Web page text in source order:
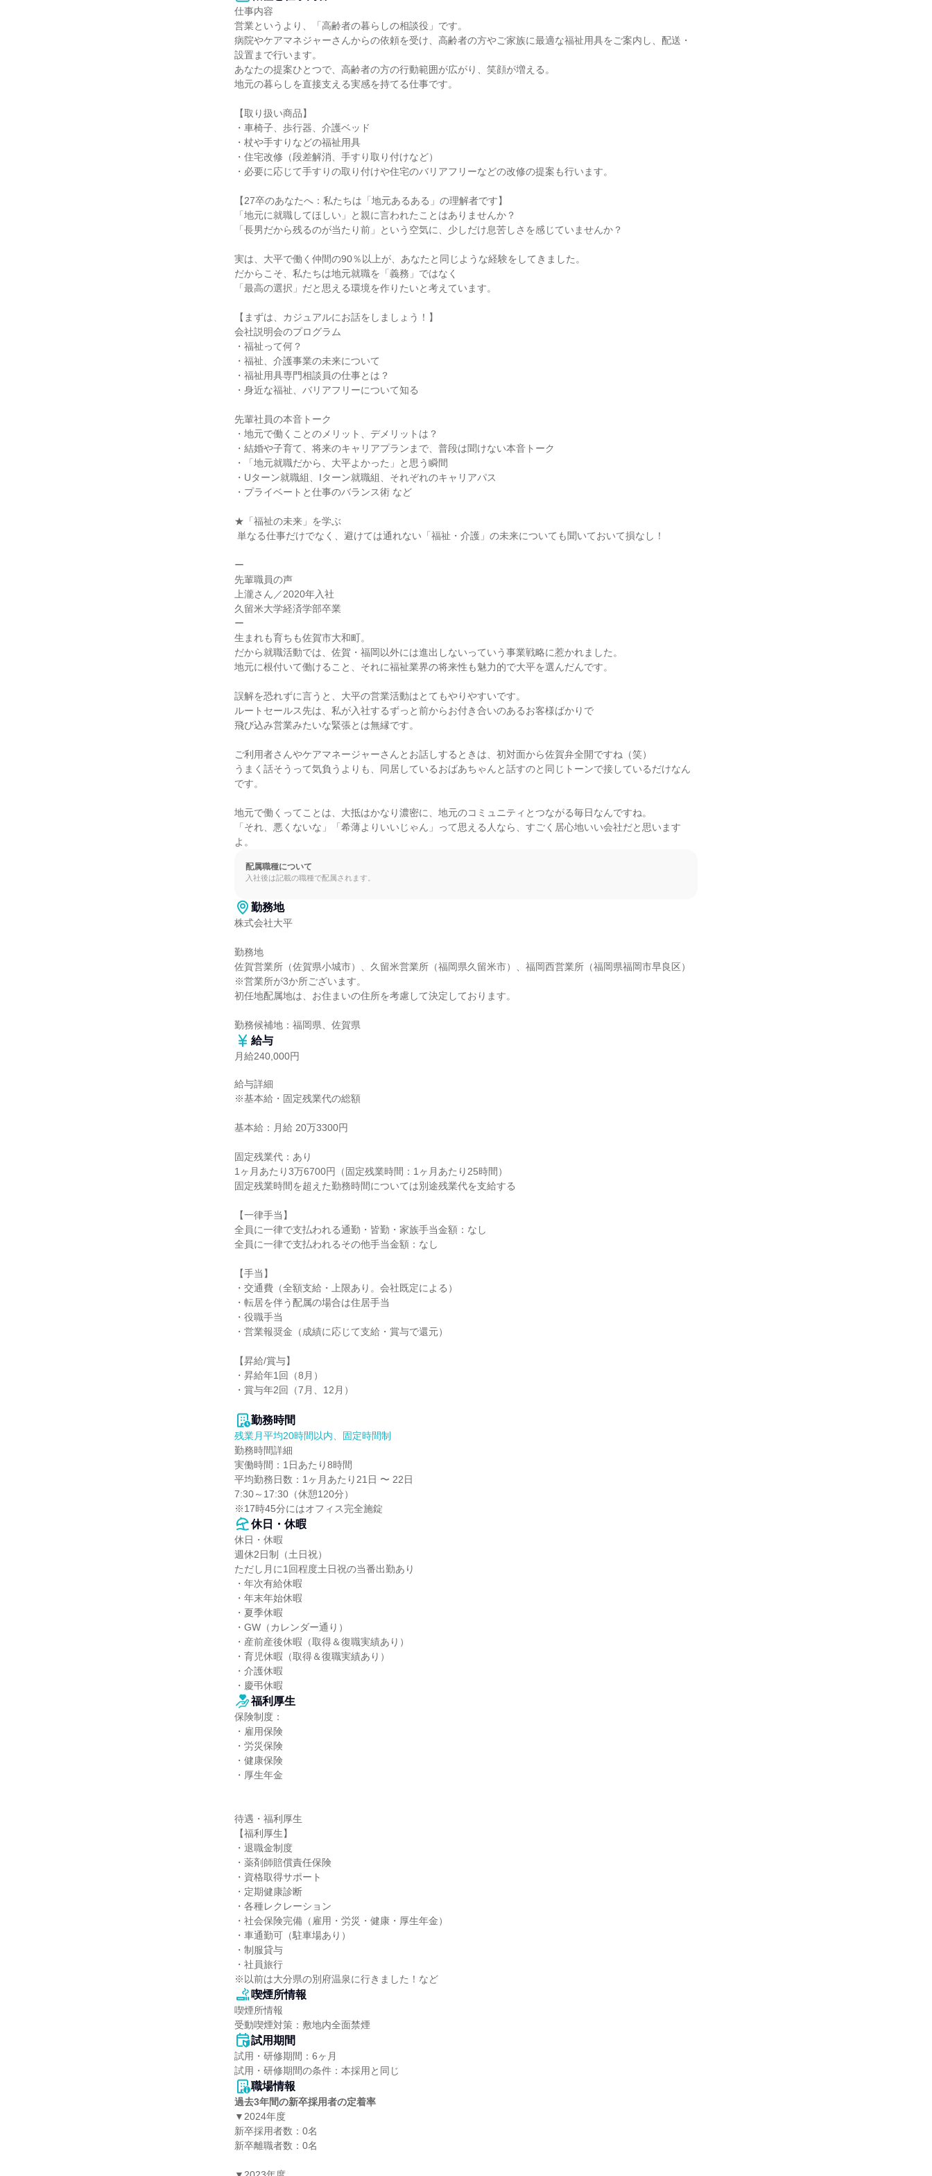
仕事内容
営業というより、「高齢者の暮らしの相談役」です。
病院やケアマネジャーさんからの依頼を受け、高齢者の方やご家族に最適な福祉用具をご案内し、配送・
設置まで行います。
あなたの提案ひとつで、高齢者の方の行動範囲が広がり、笑顔が増える。
地元の暮らしを直接支える実感を持てる仕事です。
【取り扱い商品】
・車椅子、歩行器、介護ベッド
・杖や手すりなどの福祉用具
・住宅改修（段差解消、手すり取り付けなど）
・必要に応じて手すりの取り付けや住宅のバリアフリーなどの改修の提案も行います。
【27卒のあなたへ：私たちは「地元あるある」の理解者です】
「地元に就職してほしい」と親に言われたことはありませんか？
「長男だから残るのが当たり前」という空気に、少しだけ息苦しさを感じていませんか？
実は、大平で働く仲間の90％以上が、あなたと同じような経験をしてきました。
だからこそ、私たちは地元就職を「義務」ではなく
「最高の選択」だと思える環境を作りたいと考えています。
【まずは、カジュアルにお話をしましょう！】
会社説明会のプログラム
・福祉って何？
・福祉、介護事業の未来について
・福祉用具専門相談員の仕事とは？
・身近な福祉、バリアフリーについて知る
先輩社員の本音トーク
・地元で働くことのメリット、デメリットは？
・結婚や子育て、将来のキャリアプランまで、普段は聞けない本音トーク
・「地元就職だから、大平よかった」と思う瞬間
・Uターン就職組、Iターン就職組、それぞれのキャリアパス
・プライベートと仕事のバランス術 など
★「福祉の未来」を学ぶ
ー
先輩職員の声
上瀧さん／2020年入社
久留米大学経済学部卒業
ー
生まれも育ちも佐賀市大和町。
だから就職活動では、佐賀・福岡以外には進出しないっていう事業戦略に惹かれました。
地元に根付いて働けること、それに福祉業界の将来性も魅力的で大平を選んだんです。
誤解を恐れずに言うと、大平の営業活動はとてもやりやすいです。
ルートセールス先は、私が入社するずっと前からお付き合いのあるお客様ばかりで
飛び込み営業みたいな緊張とは無縁です。
ご利用者さんやケアマネージャーさんとお話しするときは、初対面から佐賀弁全開ですね（笑）
うまく話そうって気負うよりも、同居しているおばあちゃんと話すのと同じトーンで接しているだけなん
です。
地元で働くってことは、大抵はかなり濃密に、地元のコミュニティとつながる毎日なんですね。
「それ、悪くないな」「希薄よりいいじゃん」って思える人なら、すごく居心地いい会社だと思います
よ。
配属職種について
入社後は記載の職種で配属されます。
勤務地
株式会社大平
勤務地
佐賀営業所（佐賀県小城市）、久留米営業所（福岡県久留米市）、福岡西営業所（福岡県福岡市早良区）
※営業所が3か所ございます。
初任地配属地は、お住まいの住所を考慮して決定しております。
勤務候補地：福岡県、佐賀県
給与
月給240,000円
給与詳細
※基本給・固定残業代の総額
基本給：月給 20万3300円
固定残業代：あり
1ヶ月あたり3万6700円（固定残業時間：1ヶ月あたり25時間）
固定残業時間を超えた勤務時間については別途残業代を支給する
【一律手当】
全員に一律で支払われる通勤・皆勤・家族手当金額：なし
全員に一律で支払われるその他手当金額：なし
【手当】
・交通費（全額支給・上限あり。会社既定による）
・転居を伴う配属の場合は住居手当
・役職手当
・営業報奨金（成績に応じて支給・賞与で還元）
【昇給/賞与】
・昇給年1回（8月）
・賞与年2回（7月、12月）
勤務時間
残業月平均20時間以内、固定時間制
勤務時間詳細
実働時間：1日あたり8時間
平均勤務日数：1ヶ月あたり21日 〜 22日
7:30～17:30（休憩120分）
※17時45分にはオフィス完全施錠
休日・休暇
休日・休暇
週休2日制（土日祝）
ただし月に1回程度土日祝の当番出勤あり
・年次有給休暇
・年末年始休暇
・夏季休暇
・GW（カレンダー通り）
・産前産後休暇（取得＆復職実績あり）
・育児休暇（取得＆復職実績あり）
・介護休暇
・慶弔休暇
福利厚生
保険制度：
・雇用保険
・労災保険
・健康保険
・厚生年金
待遇・福利厚生
【福利厚生】
・退職金制度
・薬剤師賠償責任保険
・資格取得サポート
・定期健康診断
・各種レクレーション
・社会保険完備（雇用・労災・健康・厚生年金）
・車通勤可（駐車場あり）
・制服貸与
・社員旅行
※以前は大分県の別府温泉に行きました！など
喫煙所情報
喫煙所情報
受動喫煙対策：敷地内全面禁煙
試用期間
試用・研修期間：6ヶ月
職場情報
過去3年間の新卒採用者の定着率
▼2024年度
新卒採用者数：0名
新卒離職者数：0名